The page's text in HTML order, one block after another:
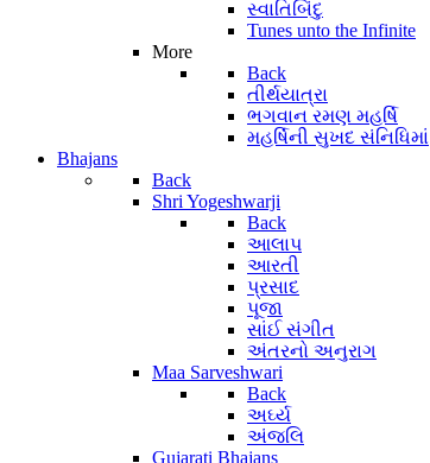
સ્વાતિબિંદુ
Tunes unto the Infinite
More
Back
તીર્થયાત્રા
ભગવાન રમણ મહર્ષિ
મહર્ષિની સુખદ સંનિધિમાં
Bhajans
Back
Shri Yogeshwarji
Back
આલાપ
આરતી
પ્રસાદ
પૂજા
સાંઈ સંગીત
અંતરનો અનુરાગ
Maa Sarveshwari
Back
અર્ઘ્ય
અંજલિ
Gujarati Bhajans